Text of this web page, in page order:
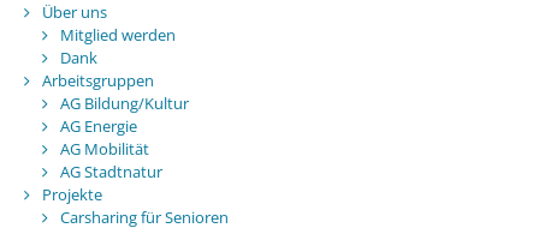
Über uns
Mitglied werden
Dank
Arbeitsgruppen
AG Bildung/Kultur
AG Energie
AG Mobilität
AG Stadtnatur
Projekte
Carsharing für Senioren